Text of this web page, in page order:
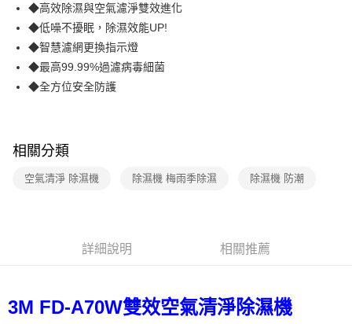
國泰世華商業銀行
臺灣中小企業銀行
匯豐（台灣）商業銀行
聯邦商業銀行
元大商業銀行
玉山商業銀行
街口支付
悠遊付
【關於「AFTEE先享後付」】
AFTEE先享後付是「在收到商品之後才付款」的支付方式。 讓您購物簡單
便利好安心！
１．簡單：不需註冊會員、不需綁卡、不需儲值。
【「AFTEE先享後付」結帳流程】
１．於結帳方式選擇「AFTEE先享後付」後，將跳轉至「AFTEE先享後付」
３．收到繳費通知簡訊後14天內，點擊此簡訊中的連結，可透過四大超商／
ATM／網路銀行／等多元方式進行付款，方視為交易完成。
ATM付款
每筆NT$70，滿NT$599(含以上)免運費
◆高效除濕與空氣濾淨雙效進化
◆低噪不擾眠，除濕效能UP!
◆智慧濾網更換指示燈
◆最高99.99%過濾病毒細菌
◆全方位安全防護
相關分類
空氣清淨 除濕機 除濕機 梅雨季除濕 除濕機 防潮
詳細說明 相關推薦
3M FD-A70W雙效空氣清淨除濕機